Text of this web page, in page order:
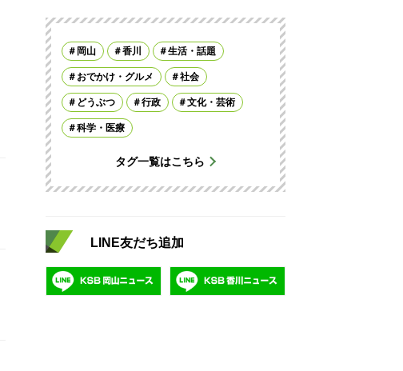
岡山 香川 生活・話題
おでかけ・グルメ 社会
どうぶつ 行政 文化・芸術
科学・医療
タグ一覧はこちら
LINE友だち追加